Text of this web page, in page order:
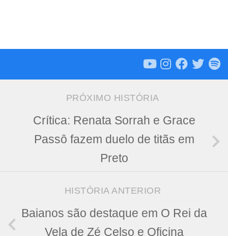
PRÓXIMO HISTÓRIA
Crítica: Renata Sorrah e Grace
Passô fazem duelo de titãs em
Preto
HISTÓRIA ANTERIOR
Baianos são destaque em O Rei da
Vela de Zé Celso e Oficina